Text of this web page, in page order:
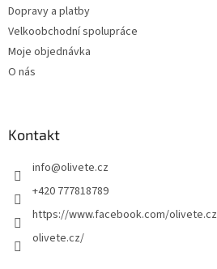
Dopravy a platby
Velkoobchodní spolupráce
Moje objednávka
O nás
Kontakt
info@olivete.cz
+420 777818789
https://www.facebook.com/olivete.cz
olivete.cz/